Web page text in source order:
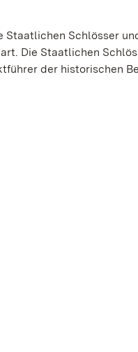
Schlösser
Die Staatlichen
der historischen